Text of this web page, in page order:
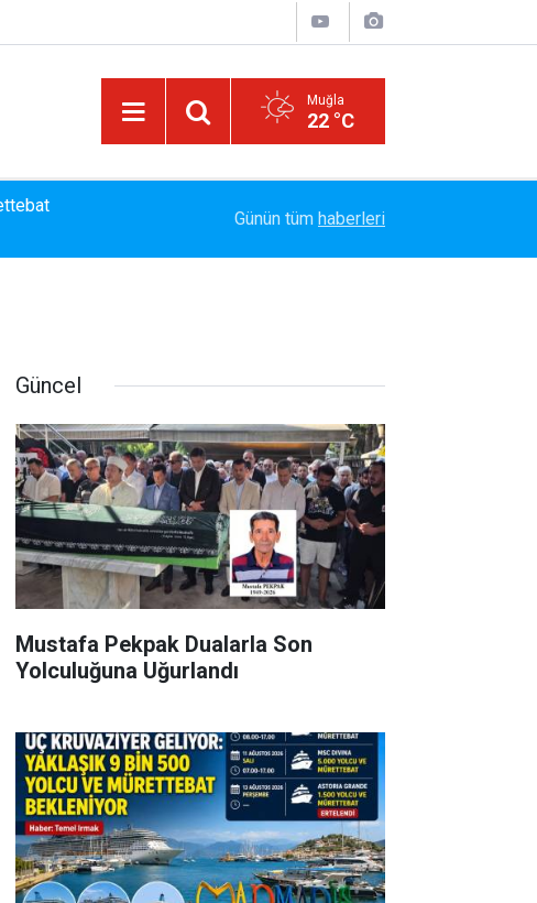
Muğla
22 °C
Bayram Arıcı: "Biz Bir Aileyiz" Anlayışıyla 12
Günün tüm haberleri
Güncel
Mustafa Pekpak Dualarla Son
Yolculuğuna Uğurlandı